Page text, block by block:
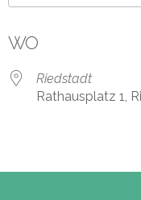
WO
Riedstadt
Rathausplatz 1,